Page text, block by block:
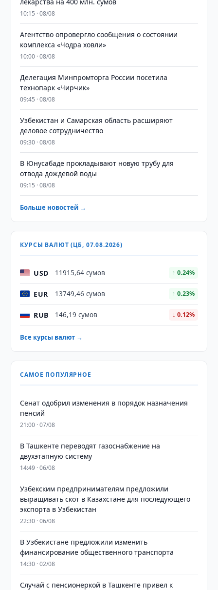
10:15 · 08/08
Агентство опровергло сообщения о состоянии
комплекса «Чодра ховли»
10:00 · 08/08
Делегация Минпромторга России посетила
технопарк «Чирчик»
09:45 · 08/08
Узбекистан и Самарская область расширяют
деловое сотрудничество
09:30 · 08/08
В Юнусабаде прокладывают новую трубу для
отвода дождевой воды
09:15 · 08/08
Больше новостей →
КУРСЫ ВАЛЮТ (ЦБ, 07.08.2026)
USD 11915,64 сумов ↑ 0.24%
EUR 13749,46 сумов ↑ 0.23%
RUB 146,19 сумов ↓ 0.12%
Все курсы валют →
САМОЕ ПОПУЛЯРНОЕ
Сенат одобрил изменения в порядок назначения
пенсий
21:00 · 07/08
В Ташкенте переводят газоснабжение на
двухэтапную систему
14:49 · 06/08
Узбекским предпринимателям предложили
выращивать скот в Казахстане для последующего
экспорта в Узбекистан
22:30 · 06/08
В Узбекистане предложили изменить
финансирование общественного транспорта
14:30 · 02/08
Случай с пенсионеркой в Ташкенте привел к